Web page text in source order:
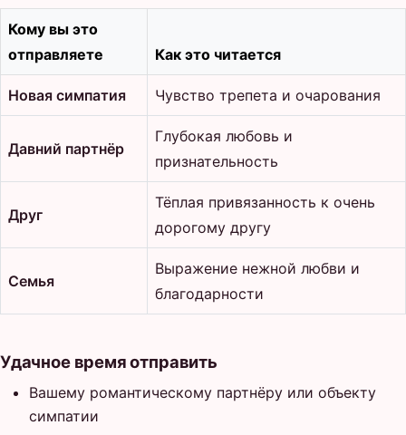
Кому вы это
отправляете
Как это читается
Новая симпатия Чувство трепета и очарования
Давний партнёр
Глубокая любовь и
признательность
Друг
Тёплая привязанность к очень
дорогому другу
Семья
Выражение нежной любви и
благодарности
Удачное время отправить
Вашему романтическому партнёру или объекту
симпатии